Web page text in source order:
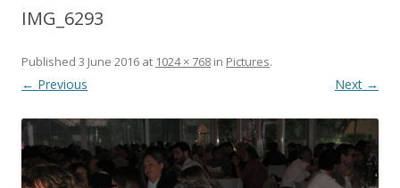
IMG_6293
Published 3 June 2016 at 1024 × 768 in Pictures.
← Previous Next →